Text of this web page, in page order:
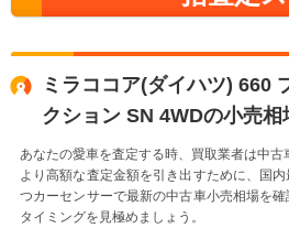
ミラココア(ダイハツ) 660
クション SN 4WDの小売相
あなたの愛車を査定する時、買取業者は中古
より高額な査定金額を引き出すために、国
つカーセンサーで最新の中古車小売相場を
タイミングを見極めましょう。